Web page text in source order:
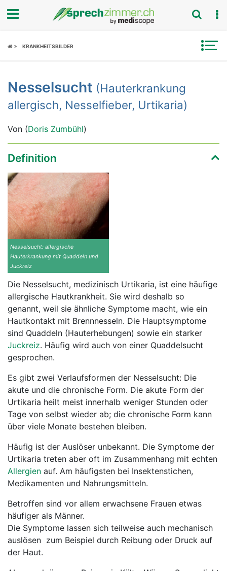
Fokus
Symptome
Untersuchungen
Ratgeber
Rubriken
KRANKHEITSBILDER
Nesselsucht (Hauterkrankung
allergisch, Nesselfieber, Urtikaria)
Von (Doris Zumbühl)
Definition
Nesselsucht: allergische
Hauterkrankung mit Quaddeln und
Juckreiz
Die Nesselsucht, medizinisch Urtikaria, ist eine häufige
allergische Hautkrankheit. Sie wird deshalb so
genannt, weil sie ähnliche Symptome macht, wie ein
Hautkontakt mit Brennnesseln. Die Hauptsymptome
sind Quaddeln (Hauterhebungen) sowie ein starker
Juckreiz. Häufig wird auch von einer Quaddelsucht
gesprochen.
Es gibt zwei Verlaufsformen der Nesselsucht: Die
akute und die chronische Form. Die akute Form der
Urtikaria heilt meist innerhalb weniger Stunden oder
Tage von selbst wieder ab; die chronische Form kann
über viele Monate bestehen bleiben.
Häufig ist der Auslöser unbekannt. Die Symptome der
Urtikaria treten aber oft im Zusammenhang mit echten
Allergien auf. Am häufigsten bei Insektenstichen,
Medikamenten und Nahrungsmitteln.
Betroffen sind vor allem erwachsene Frauen etwas
häufiger als Männer.
Die Symptome lassen sich teilweise auch mechanisch
auslösen  zum Beispiel durch Reibung oder Druck auf
der Haut.